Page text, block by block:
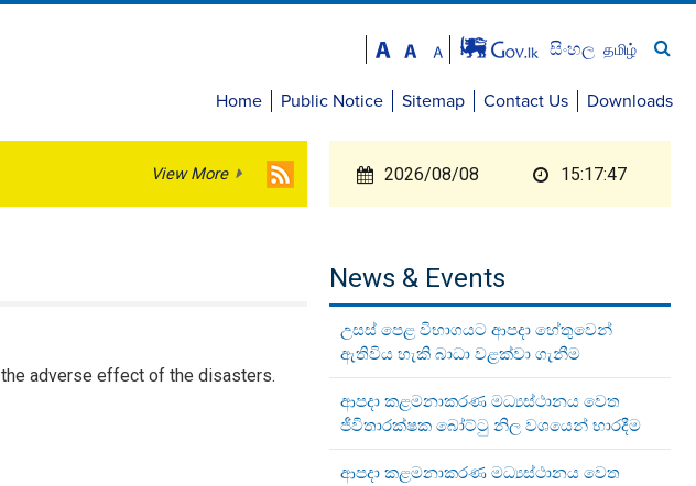
සිංහල தமிழ்
Home Public Notice Sitemap Contact Us Downloads
View More 2026/08/08 15:17:47
adverse effect of the disasters.
News & Events
උසස් පෙළ විභාගයට ආපදා හේතුවෙන්
ඇතිවිය හැකි බාධා වළක්වා ගැනීම
ආපදා කළමනාකරණ මධ්‍යස්ථානය වෙත
ජීවිතාරක්ෂක බෝට්ටු නිල වශයෙන් භාරදීම
ආපදා කළමනාකරණ මධ්‍යස්ථානය වෙත